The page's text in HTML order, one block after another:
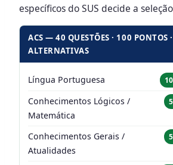
específicos do SUS decide a
ACS — 40 QUESTÕES · 100 PONTOS
ALTERNATIVAS
Língua Portuguesa
Conhecimentos Lógicos /
Matemática
Conhecimentos Gerais /
Atualidades